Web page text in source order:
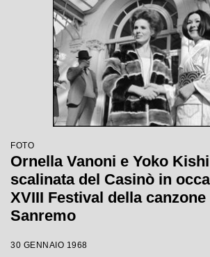
FOTO
Ornella Vanoni e Yoko
scalinata del Casinò in
XVIII Festival della
Sanremo
30 GENNAIO 1968